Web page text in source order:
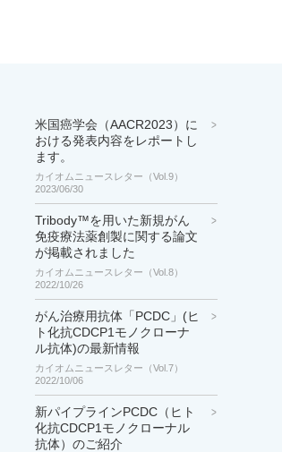
米国癌学会（AACR2023）に
おける発表内容をレポートし
ます。
カイオムニュースレター（Vol.9）
2023/06/30
Tribody™を用いた新規がん
免疫療法薬創製に関する論文
が掲載されました
カイオムニュースレター（Vol.8）
2022/10/26
がん治療用抗体「PCDC」(ヒ
ト化抗CDCP1モノクローナ
ル抗体)の最新情報
カイオムニュースレター（Vol.7）
2022/10/06
新パイプラインPCDC（ヒト
化抗CDCP1モノクローナル
抗体）のご紹介